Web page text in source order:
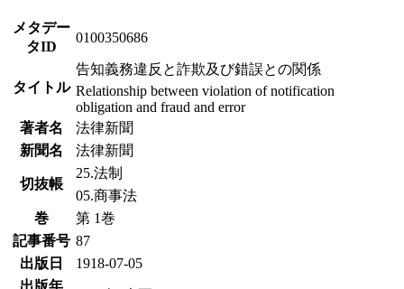
メタデー
タID
0100350686
タイトル
告知義務違反と詐欺及び錯誤との関係
Relationship between violation of notification
obligation and fraud and error
著者名
法律新聞
新聞名
法律新聞
切抜帳
25.法制
05.商事法
巻
第 1巻
記事番号 87
出版日
1918-07-05
出版年